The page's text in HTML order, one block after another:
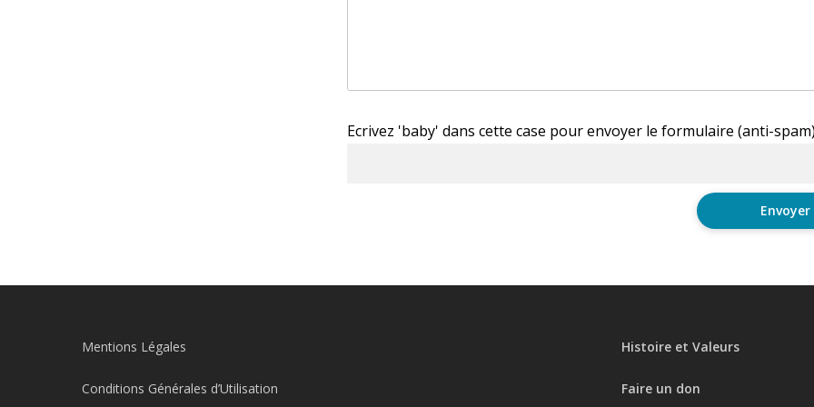
Ecrivez 'baby' dans cette case pour envoyer le formulaire (anti-
Mentions Légales
Conditions Générales d’Utilisation
Histoire et Valeurs
Faire un don